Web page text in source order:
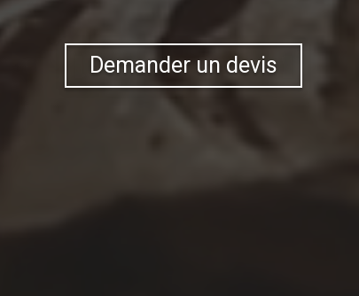
Demander un devis